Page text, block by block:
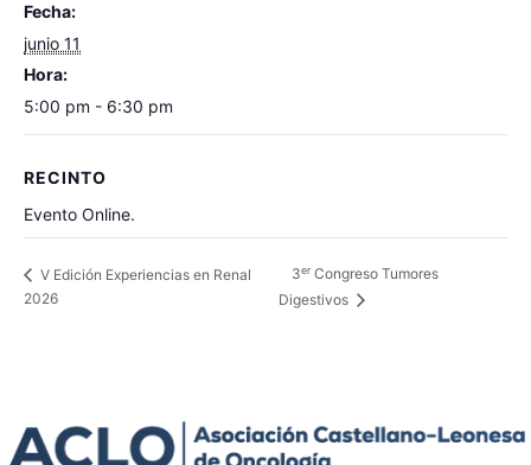
Fecha:
junio 11
Hora:
5:00 pm - 6:30 pm
RECINTO
Evento Online.
V Edición Experiencias en Renal
2026
3erCongreso Tumores
Digestivos